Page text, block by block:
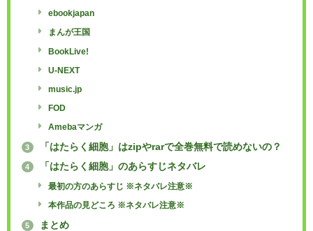
ebookjapan
まんが王国
BookLive!
U-NEXT
music.jp
FOD
Amebaマンガ
3 「はたらく細胞」はzipやrarで全巻無料で読めないの？
4 「はたらく細胞」のあらすじネタバレ
最初の方のあらすじ ※ネタバレ注意※
本作品の見どころ ※ネタバレ注意※
5 まとめ